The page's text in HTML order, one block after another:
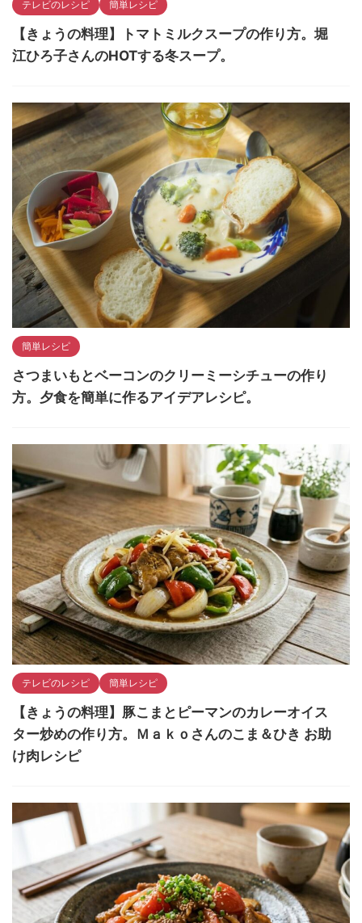
テレビのレシピ 簡単レシピ
【きょうの料理】トマトミルクスープの作り方。堀
江ひろ子さんのHOTする冬スープ。
簡単レシピ
さつまいもとベーコンのクリーミーシチューの作り
方。夕食を簡単に作るアイデアレシピ。
テレビのレシピ 簡単レシピ
【きょうの料理】豚こまとピーマンのカレーオイス
ター炒めの作り方。Ｍａｋｏさんのこま＆ひき お助
け肉レシピ